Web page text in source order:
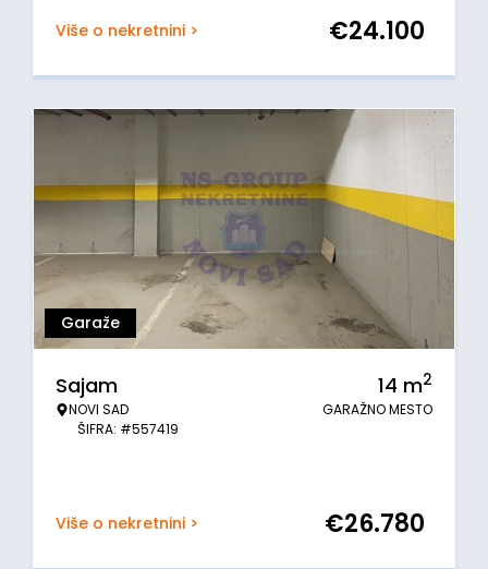
Više o nekretnini > €24.100
Garaže
Sajam
NOVI SAD
ŠIFRA: #557419
14 m2
GARAŽNO MESTO
Više o nekretnini > €26.780